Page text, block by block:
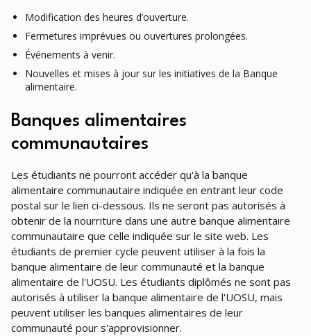
Modification des heures d’ouverture.
Fermetures imprévues ou ouvertures prolongées.
Événements à venir.
Nouvelles et mises à jour sur les initiatives de la Banque
alimentaire.
Banques alimentaires
communautaires
Les étudiants ne pourront accéder qu'à la banque
alimentaire communautaire indiquée en entrant leur code
postal sur le lien ci-dessous. Ils ne seront pas autorisés à
obtenir de la nourriture dans une autre banque alimentaire
communautaire que celle indiquée sur le site web. Les
étudiants de premier cycle peuvent utiliser à la fois la
banque alimentaire de leur communauté et la banque
alimentaire de l'UOSU. Les étudiants diplômés ne sont pas
autorisés à utiliser la banque alimentaire de l'UOSU, mais
peuvent utiliser les banques alimentaires de leur
communauté pour s'approvisionner.